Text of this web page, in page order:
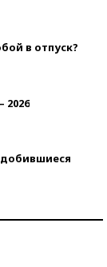
в отпуск?
2026